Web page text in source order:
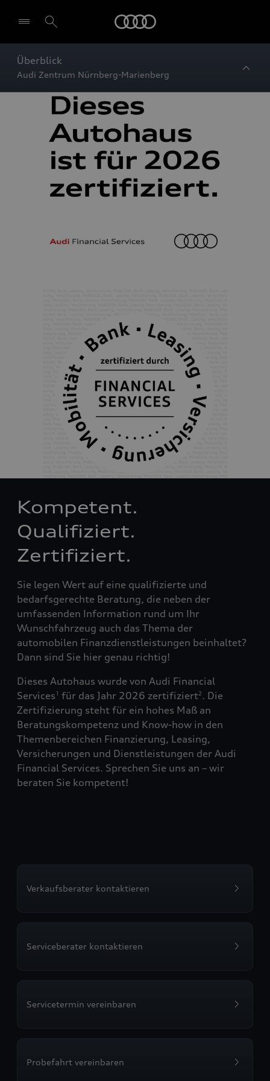
Überblick
Audi Zentrum Nürnberg-Marienberg
Kompetent.
Qualifiziert.
Zertifiziert.
Sie legen Wert auf eine qualifizierte und
bedarfsgerechte Beratung, die neben der
umfassenden Information rund um Ihr
Wunschfahrzeug auch das Thema der
automobilen Finanzdienstleistungen beinhaltet?
Dann sind Sie hier genau richtig!
Dieses Autohaus wurde von Audi Financial
Services1 für das Jahr 2026 zertifiziert2. Die
Zertifizierung steht für ein hohes Maß an
Beratungskompetenz und Know-how in den
Themenbereichen Finanzierung, Leasing,
Versicherungen und Dienstleistungen der Audi
Financial Services. Sprechen Sie uns an – wir
beraten Sie kompetent!
Verkaufsberater kontaktieren
Serviceberater kontaktieren
Servicetermin vereinbaren
Probefahrt vereinbaren